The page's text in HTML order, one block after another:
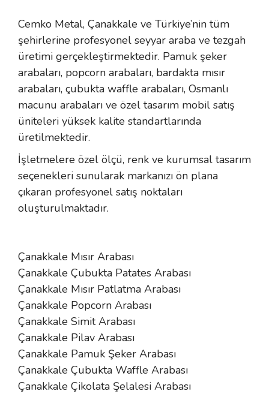
Cemko Metal, Çanakkale ve Türkiye’nin tüm
şehirlerine profesyonel seyyar araba ve tezgah
üretimi gerçekleştirmektedir. Pamuk şeker
arabaları, popcorn arabaları, bardakta mısır
arabaları, çubukta waffle arabaları, Osmanlı
macunu arabaları ve özel tasarım mobil satış
üniteleri yüksek kalite standartlarında
üretilmektedir.
İşletmelere özel ölçü, renk ve kurumsal tasarım
seçenekleri sunularak markanızı ön plana
çıkaran profesyonel satış noktaları
oluşturulmaktadır.
Çanakkale Mısır Arabası
Çanakkale Çubukta Patates Arabası
Çanakkale Mısır Patlatma Arabası
Çanakkale Popcorn Arabası
Çanakkale Simit Arabası
Çanakkale Pilav Arabası
Çanakkale Pamuk Şeker Arabası
Çanakkale Çubukta Waffle Arabası
Çanakkale Çikolata Şelalesi Arabası